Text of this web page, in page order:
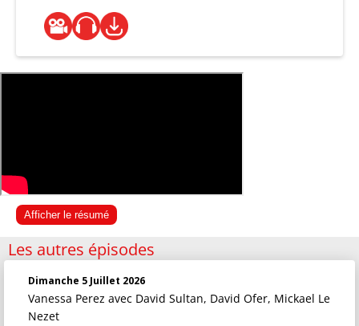
Afficher le résumé
Les autres épisodes
Dimanche 5 Juillet 2026
Vanessa Perez avec David Sultan, David Ofer, Mickael Le
Nezet